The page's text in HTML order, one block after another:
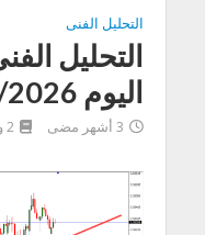
التحليل الفنى
التحليل
اليوم 8/5/2026
3 أشهر مضى 2 وقت القراءة بالدقيقة